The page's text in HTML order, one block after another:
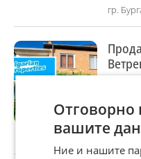
гр.
260
508
гр.
Отговорно
вашите
Ние и нашите